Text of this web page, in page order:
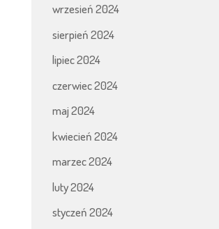
wrzesień 2024
sierpień 2024
lipiec 2024
czerwiec 2024
maj 2024
kwiecień 2024
marzec 2024
luty 2024
styczeń 2024